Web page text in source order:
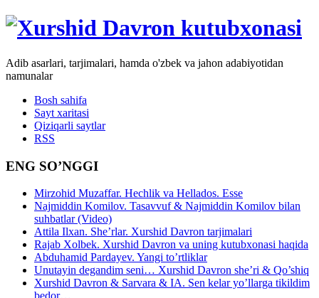
Adib asarlari, tarjimalari, hamda o'zbek va jahon adabiyotidan
namunalar
Bosh sahifa
Sayt xaritasi
Qiziqarli saytlar
RSS
ENG SO’NGGI
Mirzohid Muzaffar. Hechlik va Hellados. Esse
Najmiddin Komilov. Tasavvuf & Najmiddin Komilov bilan
suhbatlar (Video)
Attila Ilxan. She’rlar. Xurshid Davron tarjimalari
Rajab Xolbek. Xurshid Davron va uning kutubxonasi haqida
Abduhamid Pardayev. Yangi to’rtliklar
Unutayin degandim seni… Xurshid Davron she’ri & Qo’shiq
Xurshid Davron & Sarvara & IA. Sen kelar yo’llarga tikildim